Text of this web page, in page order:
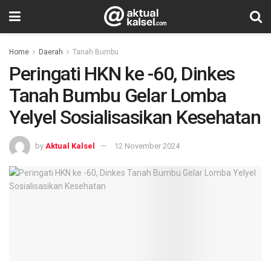
Home Daerah Tanah Bumbu
Peringati HKN ke -60, Dinkes
Tanah Bumbu Gelar Lomba
Yelyel Sosialisasikan Kesehatan
by Aktual Kalsel 12 November 2024